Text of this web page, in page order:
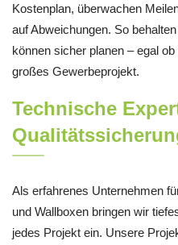
Kostenplan, überwachen
auf Abweichungen. So
können sicher planen – egal
großes Gewerbeprojekt.
Technische
Als erfahrenes Unternehmen
und Wallboxen bringen wir
jedes Projekt ein. Unsere